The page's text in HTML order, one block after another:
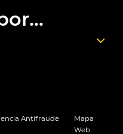
Antifraude
Mapa
Web